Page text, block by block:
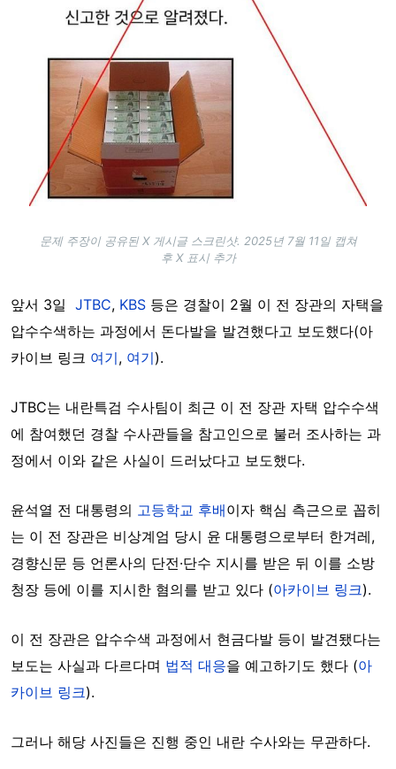
문제 주장이 공유된 X 게시글 스크린샷. 2025년 7월 11일 캡쳐
후 X 표시 추가
앞서 3일 JTBC, KBS 등은 경찰이 2월 이 전 장관의 자택을
압수수색하는 과정에서 돈다발을 발견했다고 보도했다(아
카이브 링크 여기, 여기).
JTBC는 내란특검 수사팀이 최근 이 전 장관 자택 압수수색
에 참여했던 경찰 수사관들을 참고인으로 불러 조사하는 과
정에서 이와 같은 사실이 드러났다고 보도했다.
윤석열 전 대통령의 고등학교 후배이자 핵심 측근으로 꼽히
는 이 전 장관은 비상계엄 당시 윤 대통령으로부터 한겨레,
경향신문 등 언론사의 단전·단수 지시를 받은 뒤 이를 소방
청장 등에 이를 지시한 혐의를 받고 있다 (아카이브 링크).
이 전 장관은 압수수색 과정에서 현금다발 등이 발견됐다는
보도는 사실과 다르다며 법적 대응을 예고하기도 했다 (아
카이브 링크).
그러나 해당 사진들은 진행 중인 내란 수사와는 무관하다.